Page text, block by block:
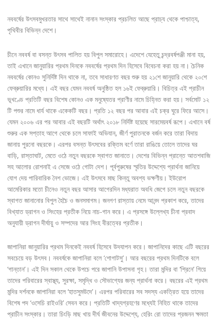
নববর্ষের উৎসবমুখরতার সাথে সাথেই নানান সংস্কার প্রচলিত আছে প্রাচ্য থেকে পাশ্চাত্য,
পৃথিবীর বিভিন্ন দেশে।
চীনে নববর্ষ বা বসন্ত উৎসব পালিত হয় বিপুল সমারোহে। এদেশে যেহেতু চন্দ্রবর্ষপঞ্জী মানা হয়,
তাই এখানে জানুয়ারির প্রথম দিনকে নববর্ষের প্রথম দিন হিসেবে বিবেচনা করা হয় না। চৈনিক
নববর্ষের কোনও সুনির্দিষ্ট দিন থাকে না, তবে সাধারণত বছর শুরু হয় ২১শে জানুয়ারি থেকে ২০শে
ফেব্রুয়ারির মধ্যে। এই বছর যেমন নববর্ষ অনুষ্ঠিত হল ১৬ই ফেব্রুয়ারি। বিচিত্র এই প্রাচীন
ভূখণ্ডে প্রতিটি বছর বিশেষ কোনও এক মনুষ্যেতর প্রাণীর নামে চিহ্নিত করা হয়। সর্বমোট ১২
টি পশুর নামে ধার্য থাকে একেকটি বছর। প্রতি ১২ বছর পর আবার এই চক্র ঘুরে ফিরে আসে।
যেমন ২০০৬ এর পর আবার এই বছরটি অর্থাৎ ২০১৮ নির্দিষ্ট হয়েছে সারমেয়বর্ষ রূপে। এখানে বর্ষ
শুরুর এক সপ্তাহ আগে থেকে চলে সাফাই অভিযান, জীর্ণ পুরাতনকে বর্জন করে তারা বিদায়
জানায় পুরনো বছরকে। এরপর বসন্ত উৎসবের রক্তিম বর্ণে তারা রাঙিয়ে তোলে তাদের ঘর
বাড়ি, রাস্তাঘাট, মেতে ওঠে নতুন বছরকে স্বাগত জানাতে। দেশের বিভিন্ন প্রান্তে আতশবাজি
সহ আলোর রোশনাই এ সেজে ওঠে গোটা দেশ। পূর্বপুরুষের স্মৃতির উদ্দেশ্যে প্রার্থনা জানিয়ে
যোগ দেয় পারিবারিক নৈশ ভোজে। এই উৎসবে মাছ কিন্তু অবশ্য ভক্ষণীয়। ইউরোপ
আমেরিকার মতো চীনেও নতুন বছর আসার আগেরদিন মধ্যরাত অবধি জেগে চলে নতুন বছরকে
স্বাগত জানানোর বিপুল হৈচৈ ও জনসমাগম। জনগণ রাস্তায় নেমে আনন্দ প্রকাশ করে, তাদের
বিখ্যাত ড্রাগন ও সিংহের প্রতীক নিয়ে নাচ-গান করে। এ প্রসঙ্গে উল্লেখ্য চীনা প্রবাদ
অনুযায়ী ড্রাগন দীর্ঘায়ু ও সম্পদের আর সিংহ বীরত্বের প্রতীক।
জাপানিরা জানুয়ারির প্রথম দিনকেই নববর্ষ হিসেবে উদযাপন করে। জাপানিদের কাছে এটি বছরের
সবচেয়ে বড় উৎসব। নববর্ষকে জাপানিরা বলে ‘শোগাটসু’। আর বছরের প্রথম দিনটিকে বলে
‘গান্তান’। এই দিন সকাল থেকে উপচে পরে জাপানি উপাসনা গৃহ। তারা মন্দির বা ‘শ্রিনে’ গিয়ে
তাদের পরিবারের স্বাস্থ্য, সুরক্ষা, সমৃদ্ধি ও সৌভাগ্যের জন্য প্রার্থনা করে। বছরের এই প্রথম
মন্দির দর্শনকে জাপানিরা বলে ‘হাতসুমউদে’। এরপর পরিবারের সব সদস্য একত্রিত হয়ে তাদের
বিশেষ পদ ‘ওসেচি রাইওরি’ সেবন করে। প্রতিটি খাদ্যগ্রহণের মধ্যেই নিহিত থাকে তাদের
প্রাচীন সংস্কার। তারা চিংড়ি মাছ খায় দীর্ঘ জীবনের উদ্দেশ্যে, হেরিং রো তাদের প্রজনন ক্ষমতা